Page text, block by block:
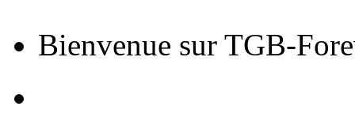
Bienvenue sur TGB-